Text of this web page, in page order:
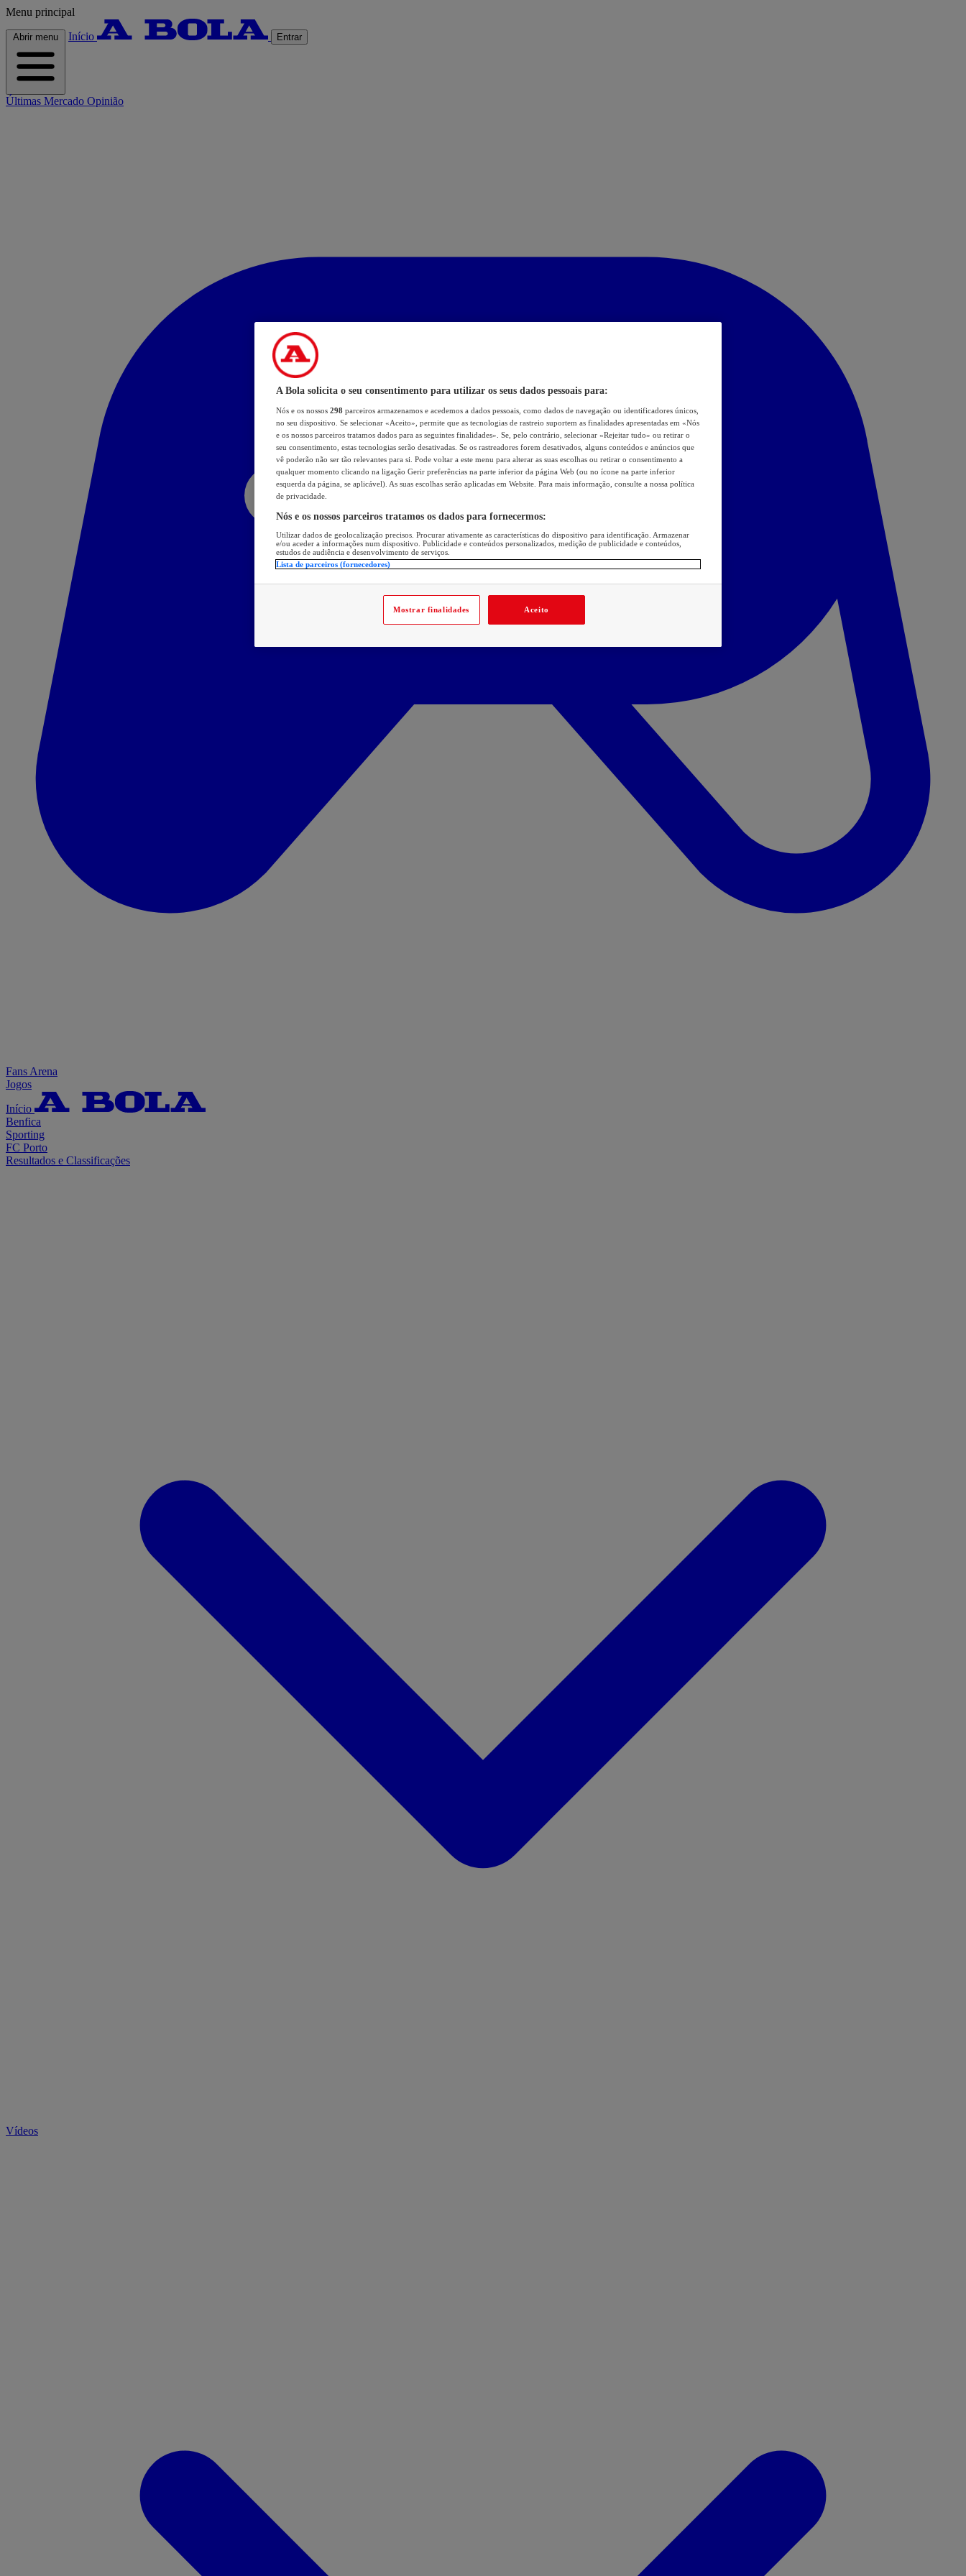
Menu principal
Abrir menu Início Entrar
Últimas Mercado Opinião
Fans Arena
Jogos
Início
Benfica
Sporting
FC Porto
Resultados e Classificações
Vídeos
A Bola solicita o seu consentimento para utilizar os seus dados pessoais para:
Nós e os nossos 298 parceiros armazenamos e acedemos a dados pessoais, como dados de navegação ou identificadores únicos,
no seu dispositivo. Se selecionar «Aceito», permite que as tecnologias de rastreio suportem as finalidades apresentadas em «Nós
e os nossos parceiros tratamos dados para as seguintes finalidades». Se, pelo contrário, selecionar «Rejeitar tudo» ou retirar o
seu consentimento, estas tecnologias serão desativadas. Se os rastreadores forem desativados, alguns conteúdos e anúncios que
vê poderão não ser tão relevantes para si. Pode voltar a este menu para alterar as suas escolhas ou retirar o consentimento a
qualquer momento clicando na ligação Gerir preferências na parte inferior da página Web (ou no ícone na parte inferior
esquerda da página, se aplicável). As suas escolhas serão aplicadas em Website. Para mais informação, consulte a nossa política
de privacidade.
Nós e os nossos parceiros tratamos os dados para fornecermos:
Utilizar dados de geolocalização precisos. Procurar ativamente as características do dispositivo para identificação. Armazenar
e/ou aceder a informações num dispositivo. Publicidade e conteúdos personalizados, medição de publicidade e conteúdos,
estudos de audiência e desenvolvimento de serviços.
Lista de parceiros (fornecedores)
Mostrar finalidades Aceito